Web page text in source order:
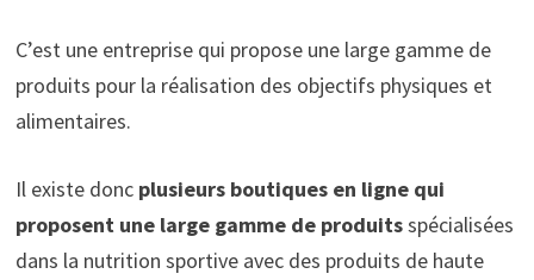
C’est une entreprise qui propose une large gamme de
produits pour la réalisation des objectifs physiques et
alimentaires.
Il existe donc plusieurs boutiques en ligne qui
proposent une large gamme de produitsspécialisées
dans la nutrition sportive avec des produits de haute